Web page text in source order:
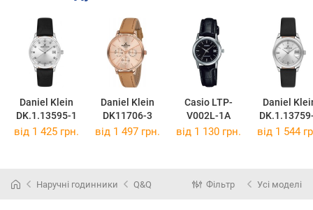
Daniel Klein
DK.1.13595-1
Daniel Klein
DK11706-3
Casio LTP-
V002L-1A
Daniel
від 1 425 грн. від 1 497 грн. від 1 130 грн. від 1 544
Наручні годинники Q&Q Фільтр Усі моделі